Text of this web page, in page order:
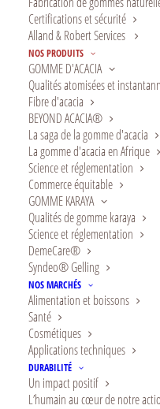
Certifications et sécurité
Alland & Robert Services
NOS PRODUITS
GOMME D'ACACIA
Qualités atomisées et
Fibre d'acacia
BEYOND ACACIA®
La saga de la gomme d'acacia
La gomme d'acacia en Afrique
Science et réglementation
Commerce équitable
GOMME KARAYA
Qualités de gomme karaya
Science et réglementation
DemeCare®
Syndeo® Gelling
NOS MARCHÉS
Alimentation et boissons
Santé
Cosmétiques
Applications techniques
DURABILITÉ
Un impact positif
L’humain au cœur de notre
Également
gomme
un additif
diverses